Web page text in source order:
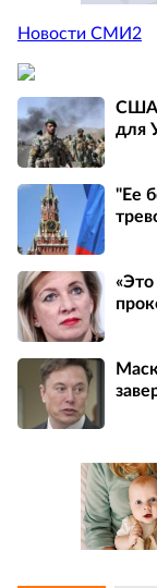
Новости СМИ2
США:
для
"Ее
«Это